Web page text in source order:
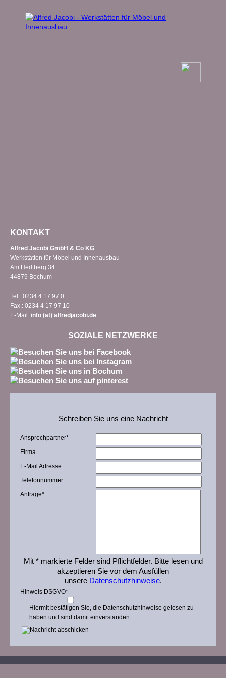
KONTAKT
Alfred Jacobi GmbH & Co KG
Werkstätten für Möbel und Innenausbau
Am Hedtberg 34
44879 Bochum
Tel.: 0234 4 17 97 0
Fax.: 0234 4 17 97 10
E-Mail: info (at) alfredjacobi.de
SOZIALE NETZWERKE
Schreiben Sie uns eine Nachricht
Ansprechpartner*
Firma
E-Mail Adresse
Telefonnummer
Anfrage*
Mit * markierte Felder sind Pflichtfelder. Bitte lesen und
akzeptieren Sie vor dem Ausfüllen
unsere Datenschutzhinweise.
Hinweis DSGVO*
Hiermit bestätigen Sie, die Datenschutzhinweise gelesen zu
haben und sind damit einverstanden.